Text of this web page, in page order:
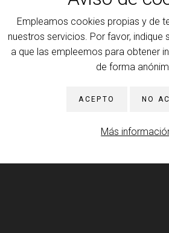
Empleamos cookies propias y de
nuestros servicios. Por favor, indique
a que las empleemos para obtener
de forma
ACEPTO NO
Más
MÁS INFORMACIÓN
La transferencia